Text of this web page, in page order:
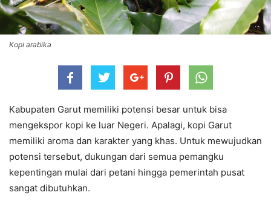
Kopi arabika
Kabupaten Garut memiliki potensi besar untuk bisa
mengekspor kopi ke luar Negeri. Apalagi, kopi Garut
memiliki aroma dan karakter yang khas. Untuk mewujudkan
potensi tersebut, dukungan dari semua pemangku
kepentingan mulai dari petani hingga pemerintah pusat
sangat dibutuhkan.